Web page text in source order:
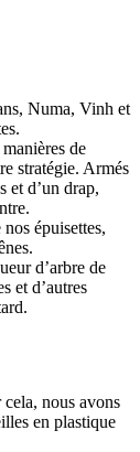
Numa, Vinh et
de
stratégie. Armés
et d’un drap,
épuisettes,
d’arbre de
et d’autres
cela, nous avons
en plastique